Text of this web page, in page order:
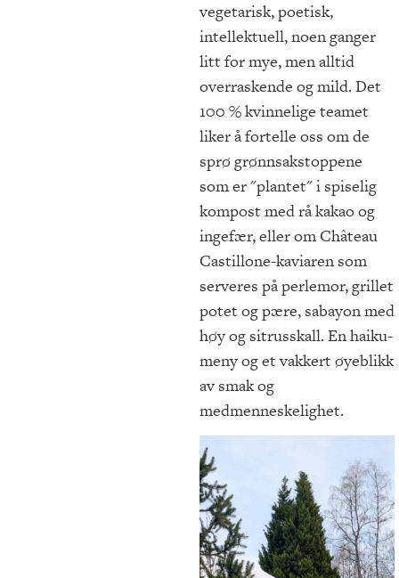
vegetarisk, poetisk,
intellektuell, noen ganger
litt for mye, men alltid
overraskende og mild. Det
100 % kvinnelige teamet
liker å fortelle oss om de
sprø grønnsakstoppene
som er "plantet" i spiselig
kompost med rå kakao og
ingefær, eller om Château
Castillone-kaviaren som
serveres på perlemor, grillet
potet og pære, sabayon med
høy og sitrusskall. En haiku-
meny og et vakkert øyeblikk
av smak og
medmenneskelighet.